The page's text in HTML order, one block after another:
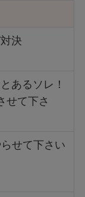
決
あるソレ！
せて下さ
せて下さい